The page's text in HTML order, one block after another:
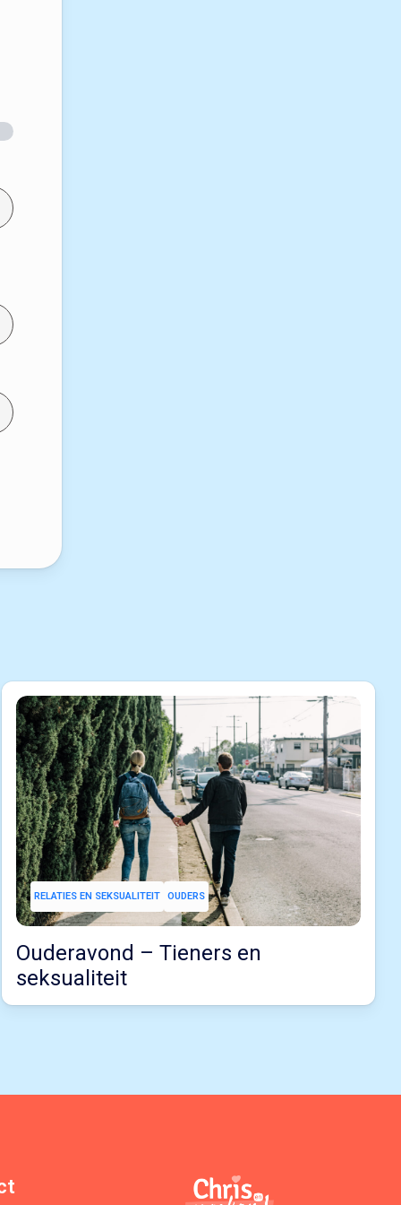
RELATIES EN SEKSUALITEIT OUDERS
Ouderavond – Tieners en
seksualiteit